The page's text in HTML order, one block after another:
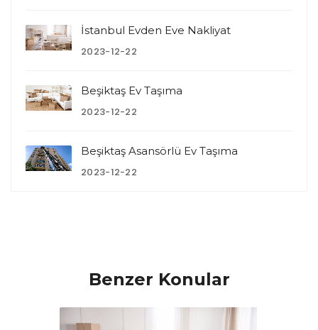
İstanbul Evden Eve Nakliyat
2023-12-22
Beşiktaş Ev Taşıma
2023-12-22
Beşiktaş Asansörlü Ev Taşıma
2023-12-22
Benzer Konular